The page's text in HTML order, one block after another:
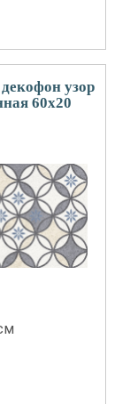
узор
60x20